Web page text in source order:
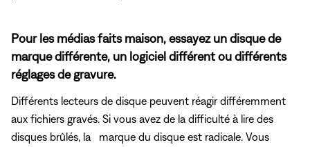
Pour les médias faits maison, essayez un disque de
marque différente, un logiciel différent ou différents
réglages de gravure.
Différents lecteurs de disque peuvent réagir différemment
aux fichiers gravés. Si vous avez de la difficulté à lire des
disques brûlés, la marque du disque est radicale. Vous